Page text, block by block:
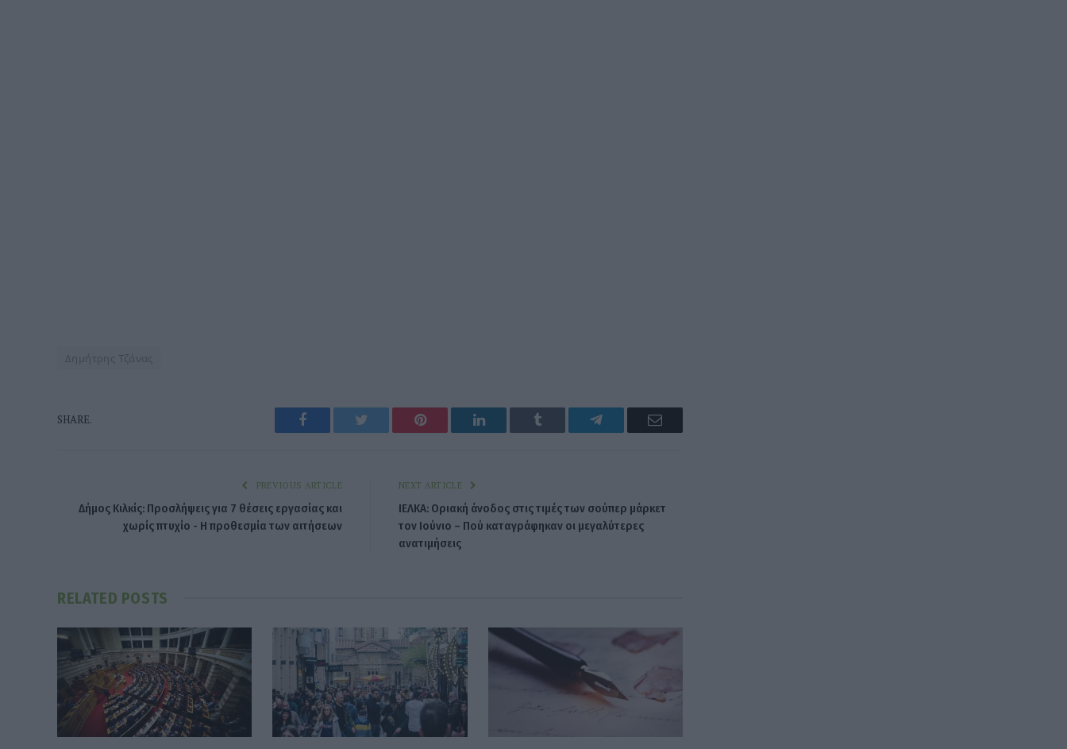
Δημήτρης Τζάνας
SHARE. Facebook Pinterest LinkedIn Tumblr Telegram Email
PREVIOUS ARTICLE
Δήμος Κιλκίς: Προσλήψεις για 7 θέσεις εργασίας και
χωρίς πτυχίο - Η προθεσμία των αιτήσεων
NEXT ARTICLE
ΙΕΛΚΑ: Οριακή άνοδος στις τιμές των σούπερ μάρκετ
τον Ιούνιο – Πού καταγράφηκαν οι μεγαλύτερες
ανατιμήσεις
RELATED POSTS